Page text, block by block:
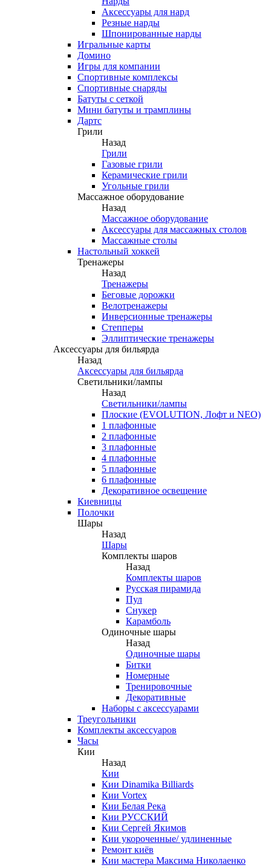
Аксессуары для нард
Резные нарды
Шпонированные нарды
Игральные карты
Домино
Игры для компании
Спортивные комплексы
Спортивные снаряды
Батуты с сеткой
Мини батуты и трамплины
Дартс
Грили
Назад
Грили
Газовые грили
Керамические грили
Угольные грили
Массажное оборудование
Назад
Массажное оборудование
Аксессуары для массажных столов
Массажные столы
Настольный хоккей
Тренажеры
Назад
Тренажеры
Беговые дорожки
Велотренажеры
Инверсионные тренажеры
Степперы
Эллиптические тренажеры
Аксессуары для бильярда
Назад
Аксессуары для бильярда
Светильники/лампы
Назад
Светильники/лампы
Плоские (EVOLUTION, Лофт и NEO)
1 плафонные
2 плафонные
3 плафонные
4 плафонные
5 плафонные
6 плафонные
Декоративное освещение
Киевницы
Полочки
Шары
Назад
Шары
Комплекты шаров
Назад
Комплекты шаров
Русская пирамида
Пул
Снукер
Карамболь
Одиночные шары
Назад
Одиночные шары
Битки
Номерные
Тренировочные
Декоративные
Наборы с аксессуарами
Треугольники
Комплекты аксессуаров
Часы
Кии
Назад
Кии
Кии Dinamika Billiards
Кии Vortex
Кии Белая Река
Кии РУССКИЙ
Кии Сергей Якимов
Кии укороченные/ удлиненные
Ремонт киёв
Кии мастера Максима Николаенко